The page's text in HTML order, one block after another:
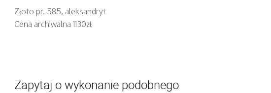
Złoto pr. 585, aleksandryt
Cena archiwalna 1130zł
Zapytaj o wykonanie podobnego